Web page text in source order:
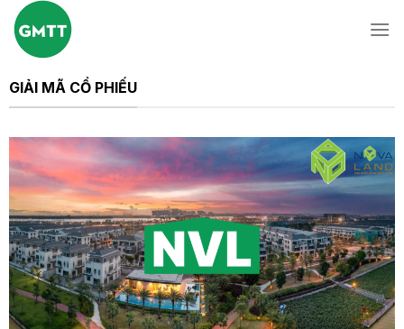
Skip
content
GIẢI MÃ CỔ PHIẾU